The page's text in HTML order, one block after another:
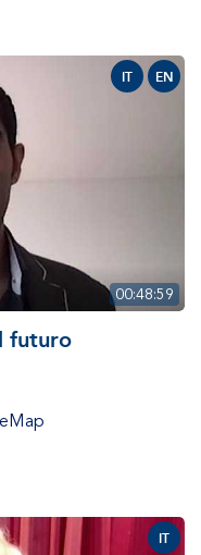
IT EN
00:48:59
futuro
IT